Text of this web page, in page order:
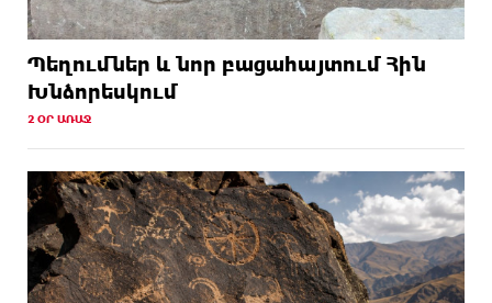
Պեղումներ և նոր բացահայտում Հին
Խնձորեսկում
2 ՕՐ ԱՌԱՋ